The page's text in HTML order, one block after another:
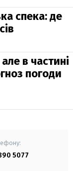
спека: де
в частині
погоди
5077